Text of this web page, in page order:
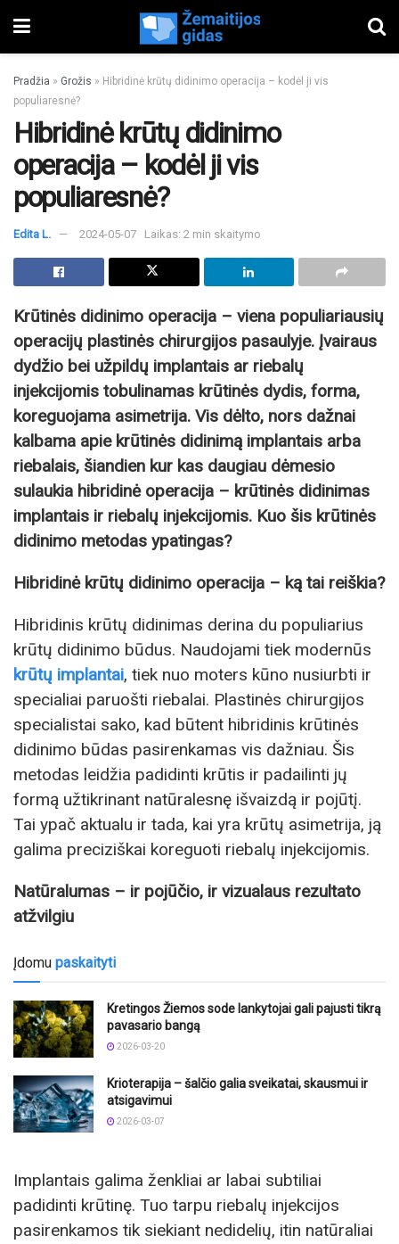
Pradžia » Grožis » Hibridinė krūtų didinimo operacija – kodėl ji vis
populiaresnė?
Hibridinė krūtų didinimo
operacija – kodėl ji vis
populiaresnė?
Edita L. 2024-05-07 Laikas: 2 min skaitymo
Krūtinės didinimo operacija – viena populiariausių
operacijų plastinės chirurgijos pasaulyje. Įvairaus
dydžio bei užpildų implantais ar riebalų
injekcijomis tobulinamas krūtinės dydis, forma,
koreguojama asimetrija. Vis dėlto, nors dažnai
kalbama apie krūtinės didinimą implantais arba
riebalais, šiandien kur kas daugiau dėmesio
sulaukia hibridinė operacija – krūtinės didinimas
implantais ir riebalų injekcijomis. Kuo šis krūtinės
didinimo metodas ypatingas?
Hibridinė krūtų didinimo operacija – ką tai reiškia?
Hibridinis krūtų didinimas derina du populiarius
krūtų didinimo būdus. Naudojami tiek modernūs
krūtų implantai, tiek nuo moters kūno nusiurbti ir
specialiai paruošti riebalai. Plastinės chirurgijos
specialistai sako, kad būtent hibridinis krūtinės
didinimo būdas pasirenkamas vis dažniau. Šis
metodas leidžia padidinti krūtis ir padailinti jų
formą užtikrinant natūralesnę išvaizdą ir pojūtį.
Tai ypač aktualu ir tada, kai yra krūtų asimetrija, ją
galima preciziškai koreguoti riebalų injekcijomis.
Natūralumas – ir pojūčio, ir vizualaus rezultato
atžvilgiu
Įdomu paskaityti
Kretingos Žiemos sode lankytojai gali pajusti tikrą
pavasario bangą
2026-03-20
Krioterapija – šalčio galia sveikatai, skausmui ir
atsigavimui
2026-03-07
Implantais galima ženkliai ar labai subtiliai
padidinti krūtinę. Tuo tarpu riebalų injekcijos
pasirenkamos tik siekiant nedidelių, itin natūraliai